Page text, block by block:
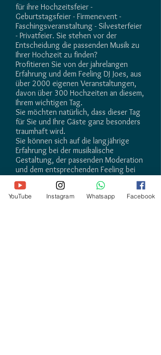
für ihre Hochzeitsfeier -
Geburtstagsfeier - Firmenevent -
Faschingsveranstaltung - Silvesterfeier
- Privatfeier. Sie stehen vor der
Entscheidung die passenden Musik zu
Ihrer Hochzeit zu finden?
Profitieren Sie von der jahrelangen
Erfahrung und dem Feeling DJ Joes, aus
über 2000 eigenen Veranstaltungen,
davon über 300 Hochzeiten an diesem,
Ihrem wichtigen Tag.
Sie möchten natürlich, dass dieser Tag
für Sie und Ihre Gäste ganz besonders
traumhaft wird.
Sie können sich auf die langjährige
Erfahrung bei der musikalische
Gestaltung, der passenden Moderation
und dem entsprechenden Feeling bei
ihrer Veranstaltung sicher verlassen.
YouTube Instagram Whatsapp Facebook